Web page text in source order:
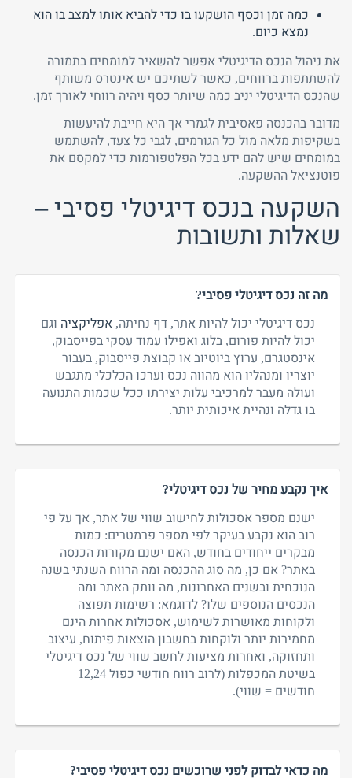
כמה זמן וכסף הושקעו בו כדי להביא אותו למצב בו הוא
נמצא כיום.
את ניהול הנכס הדיגיטלי אפשר להשאיר למומחים בתמורה
להשתתפות ברווחים, כאשר לשתיכם יש אינטרס משותף
שהנכס הדיגיטלי יניב כמה שיותר כסף ויהיה רווחי לאורך זמן.
מדובר בהכנסה פאסיבית לגמרי אך היא חייבת להיעשות
בשקיפות מלאה מול כל הגורמים, לגבי כל צעד, להשתמש
במומחים שיש להם ידע בכל הפלטפורמות כדי למקסם את
פוטנציאל ההשקעה.
השקעה בנכס דיגיטלי פסיבי –
שאלות ותשובות
מה זה נכס דיגיטלי פסיבי?
נכס דיגיטלי יכול להיות אתר, דף נחיתה, אפליקציה וגם
יכול להיות פורום, בלוג ואפילו עמוד עסקי בפייסבוק,
אינסטגרם, ערוץ ביוטיוב או קבוצת פייסבוק, בעבור
יוצריו ומנהליו הוא מהווה נכס וערכו הכלכלי מתגבש
ועולה מעבר למרכיבי עלות יצירתו ככל שכמות התנועה
בו גדלה ונהיית איכותית יותר.
איך נקבע מחיר של נכס דיגיטלי?
ישנם מספר אסכולות לחישוב שווי של אתר, אך על פי
רוב הוא נקבע בעיקר לפי מספר פרמטרים: כמות
מבקרים ייחודים בחודש, האם ישנם מקורות הכנסה
באתר? אם כן, מה סוג ההכנסה ומה הרווח השנתי בשנה
הנוכחית ובשנים האחרונות, מה וותק האתר ומה
הנכסים הנוספים שלו? לדוגמא: רשימות תפוצה
ולקוחות מאושרות לשימוש, אסכולות אחרות הינם
מחמירות יותר ולוקחות בחשבון הוצאות פיתוח, עיצוב
ותחזוקה, ואחרות מציעות לחשב שווי של נכס דיגיטלי
בשיטת המכפלות (לרוב רווח חודשי כפול 12,24
חודשים = שווי).
מה כדאי לבדוק לפני שרוכשים נכס דיגיטלי פסיבי?